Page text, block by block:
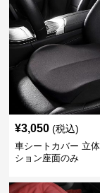
¥3,050 (税込)
車シートカバー 立
ション座面のみ